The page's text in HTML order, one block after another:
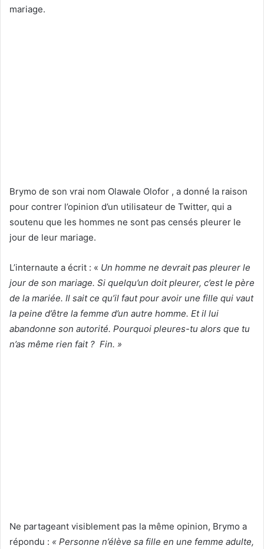
mariage.
Brymo de son vrai nom Olawale Olofor , a donné la raison
pour contrer l’opinion d’un utilisateur de Twitter, qui a
soutenu que les hommes ne sont pas censés pleurer le
jour de leur mariage.
L’internaute a écrit : « Un homme ne devrait pas pleurer le
jour de son mariage. Si quelqu’un doit pleurer, c’est le père
de la mariée. Il sait ce qu’il faut pour avoir une fille qui vaut
la peine d’être la femme d’un autre homme. Et il lui
abandonne son autorité. Pourquoi pleures-tu alors que tu
n’as même rien fait ? Fin. »
Ne partageant visiblement pas la même opinion, Brymo a
répondu : « Personne n’élève sa fille en une femme adulte,